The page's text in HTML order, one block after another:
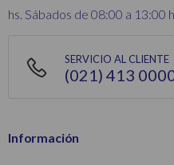
hs. Sábados de 08:00 a 13:00
SERVICIO AL CLIENTE
(021) 413
Información